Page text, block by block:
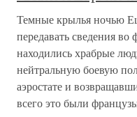
Темные крылья ночью
передавать сведения
находились храбрые
нейтральную боевую
аэростате и
всего это были